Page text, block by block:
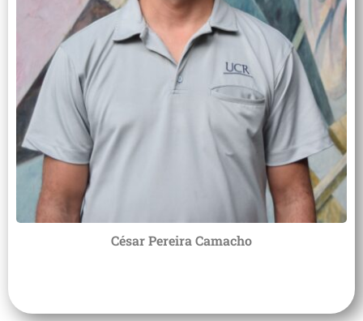
César Pereira Camacho